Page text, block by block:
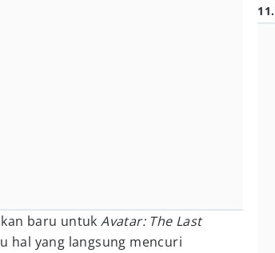
baru untukAvatar: The Last
hal yang langsung mencuri
11.